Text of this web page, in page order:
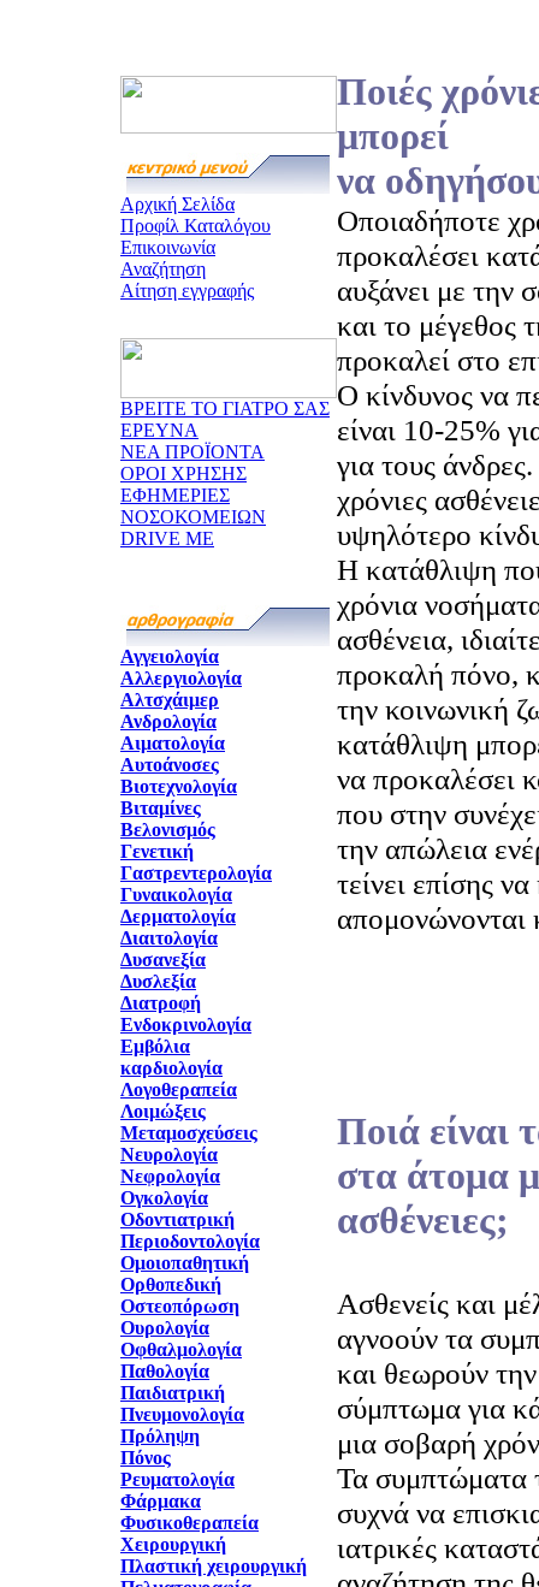
Αρχική Σελίδα
Προφίλ Καταλόγου
Επικοινωνία
Αναζήτηση
Αίτηση εγγραφής
ΒΡΕΙΤΕ ΤΟ ΓΙΑΤΡΟ ΣΑΣ
ΕΡΕΥΝΑ
ΝΕΑ ΠΡΟΪΟΝΤΑ
ΟΡΟΙ ΧΡΗΣΗΣ
ΕΦΗΜΕΡΙΕΣ
ΝΟΣΟΚΟΜΕΙΩΝ
DRIVE ME
Αγγειολογία
Αλλεργιολογία
Αλτσχάιμερ
Ανδρολογία
Αιματολογία
Αυτοάνοσες
Βιοτεχνολογία
Βιταμίνες
Βελονισμός
Γενετική
Γαστρεντερολογία
Γυναικολογία
Δερματολογία
Διαιτολογία
Δυσανεξία
Δυσλεξία
Διατροφή
Ενδοκρινολογία
Εμβόλια
καρδιολογία
Λογοθεραπεία
Λοιμώξεις
Μεταμοσχεύσεις
Νευρολογία
Νεφρολογία
Ογκολογία
Οδοντιατρική
Περιοδοντολογία
Ομοιοπαθητική
Ορθοπεδική
Οστεοπόρωση
Ουρολογία
Οφθαλμολογία
Παθολογία
Παιδιατρική
Πνευμονολογία
Πρόληψη
Πόνος
Ρευματολογία
Φάρμακα
Φυσικοθεραπεία
Χειρουργική
Πλαστική χειρουργική
Ποιές
μπορεί
να
Οποιαδήποτε
προκαλέσει
αυξάνει με την
και το μέγεθος
προκαλεί στο
Ο κίνδυνος να
είναι 10-25%
για τους
χρόνιες
υψηλότερο
Η κατάθλιψη
χρόνια
ασθένεια,
προκαλή πόνο,
την κοινωνική
κατάθλιψη
να προκαλέσει
που στην
την απώλεια
τείνει επίσης
απομονώνονται
Ποιά είναι
στα άτομα
ασθένειες;
Ασθενείς και
αγνοούν τα
και θεωρούν
σύμπτωμα για
μια σοβαρή
Τα συμπτώματα
συχνά να
ιατρικές